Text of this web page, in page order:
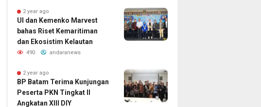
2 year ago
UI dan Kemenko Marvest
bahas Riset Kemaritiman
dan Ekosistim Kelautan
490 andaranews
2 year ago
BP Batam Terima Kunjungan
Peserta PKN Tingkat II
Angkatan XIII DIY